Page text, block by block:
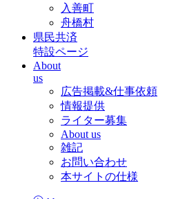
入善町
舟橋村
県民共済
特設ページ
About
us
広告掲載&仕事依頼
情報提供
ライター募集
About us
雑記
お問い合わせ
本サイトの仕様